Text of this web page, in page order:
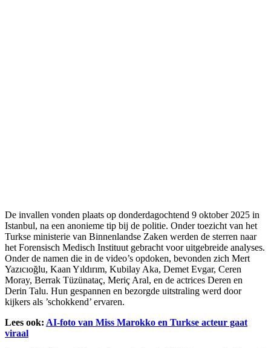
De invallen vonden plaats op donderdagochtend 9 oktober 2025 in
Istanbul, na een anonieme tip bij de politie. Onder toezicht van het
Turkse ministerie van Binnenlandse Zaken werden de sterren naar
het Forensisch Medisch Instituut gebracht voor uitgebreide analyses.
Onder de namen die in de video’s opdoken, bevonden zich Mert
Yazıcıoğlu, Kaan Yıldırım, Kubilay Aka, Demet Evgar, Ceren
Moray, Berrak Tüzünataç, Meriç Aral, en de actrices Deren en
Derin Talu. Hun gespannen en bezorgde uitstraling werd door
kijkers als ’schokkend’ ervaren.
Lees ook: AI-foto van Miss Marokko en Turkse acteur gaat
viraal